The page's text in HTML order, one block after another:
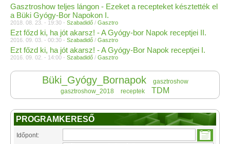
Gasztroshow teljes lángon - Ezeket a recepteket késztették el
a Büki Gyógy-Bor Napokon I.
2018. 08. 23. - 19:30 - Szabadidő / Gasztro
Ezt főzd ki, ha jót akarsz! - A Gyógy-bor Napok receptjei II.
2016. 09. 03. - 00:30 - Szabadidő / Gasztro
Ezt főzd ki, ha jót akarsz! - A Gyógy-Bor Napok receptjei I.
2016. 09. 02. - 14:00 - Szabadidő / Gasztro
Büki_Gyógy_Bornapok
gasztroshow
gasztroshow_2018
receptek TDM
PROGRAMKERESŐ
Időpont: